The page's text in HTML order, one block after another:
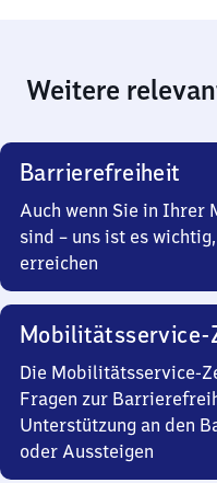
Weitere
Barrierefreiheit
Auch wenn Sie in Ihrer
sind – uns ist es
erreichen
Mobilitätsservice-
Die Mobilitätsservice-
Fragen zur
Unterstützung an den
oder Aussteigen